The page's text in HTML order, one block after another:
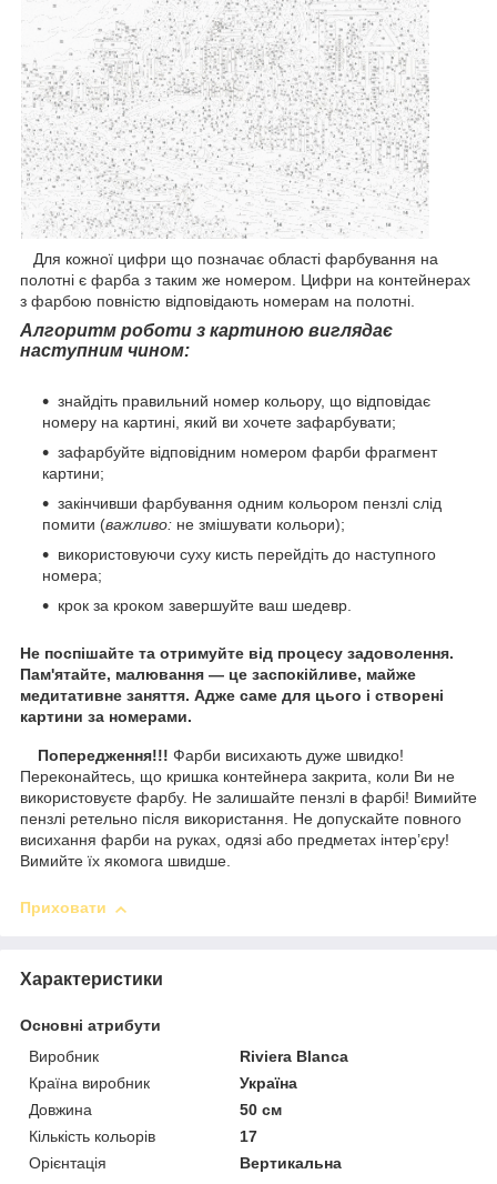
Для кожної цифри що позначає області фарбування на
полотні є фарба з таким же номером. Цифри на контейнерах
з фарбою повністю відповідають номерам на полотні.
Алгоритм роботи з картиною виглядає
наступним чином:
знайдіть правильний номер кольору, що відповідає
номеру на картині, який ви хочете зафарбувати;
зафарбуйте відповідним номером фарби фрагмент
картини;
закінчивши фарбування одним кольором пензлі слід
помити (важливо: не змішувати кольори);
використовуючи суху кисть перейдіть до наступного
номера;
крок за кроком завершуйте ваш шедевр.
Не поспішайте та отримуйте від процесу задоволення.
Пам'ятайте, малювання — це заспокійливе, майже
медитативне заняття. Адже саме для цього і створені
картини за номерами.
Попередження!!! Фарби висихають дуже швидко!
Переконайтесь, що кришка контейнера закрита, коли Ви не
використовуєте фарбу. Не залишайте пензлі в фарбі! Вимийте
пензлі ретельно після використання. Не допускайте повного
висихання фарби на руках, одязі або предметах інтер’єру!
Вимийте їх якомога швидше.
Приховати
Характеристики
Основні атрибути
Виробник
Riviera Blanca
Країна виробник
Україна
Довжина
50 см
Кількість кольорів
17
Орієнтація
Вертикальна